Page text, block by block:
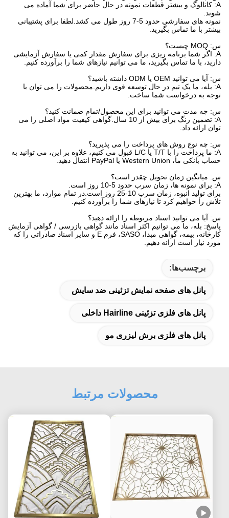
A: کاتالوگ و بیشتر قطعات نمونه در حال حاضر برای شما آماده می
شوند.
نمونه های سفارشی حدود 5-7 روز طول می کشد.لطفا برای پشتیبانی
بیشتر با ما تماس بگیرید.
س: MOQ چیست؟
A: اگر شما برنامه ریزی برای سفارش مقدار کمی یا سفارش آزمایشی
دارید، با ما تماس بگیرید، ما می توانیم نیازهای شما را برآورده کنیم.
س: آیا می توانید OEM یا ODM داشته باشید؟
A: بله، ما یک تیم در حال توسعه قوی داریم.محصولات را می توان با
توجه به درخواست شما ساخت.
س: چه مدت می توانید برای این محصول/تمام ضمانت کنید؟
A: تضمین رنگ برای بیش از 10 سال.گواهی کیفیت مواد اصلی را می
توان ارائه داد.
س: چه نوع روش های پرداخت را می پذیرید؟
A: ما پرداخت را با T/T یا L/C قبول می کنیم، علاوه بر این، می توانید به
حساب بانکی ما، Western Union یا PayPal انتقال دهید.
س: میانگین زمان تحویل چقدر است؟
A: برای نمونه ها، زمان سرب حدود 5-10 روز است.
برای تولید انبوه، زمان سرب 10-25 روز است.در تمام موارد، ما بهترین
تلاش را خواهیم کرد تا نیازهای شما را برآورده کنیم.
س: آیا می توانید اسناد مربوطه را ارائه دهید؟
پاسخ: بله، ما می توانیم اکثر اسناد مانند گواهی بازرسی / گواهی آزمایش
کارخانه، بیمه، گواهی مبدا، SASO، فرم E و سایر اسناد صادراتی را که
مورد نیاز است ارائه دهیم.
برچسب‌ها:
پانل های صفحه نمایش تزئینی ضد سایش
پانل های فلزی تزئینی Hairline داخلی
پانل های فلزی برش لیزری مو
محصولات مرتبط